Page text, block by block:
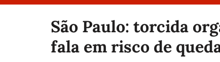
Selecione o time para ver as notícias
São Paulo: torcida
fala em risco de